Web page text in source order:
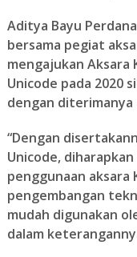
Aditya Bayu
bersama pegiat
mengajukan Aksara
Unicode pada 2020
dengan diterimanya
“Dengan
Unicode,
penggunaan aksara
pengembangan
mudah digunakan
dalam